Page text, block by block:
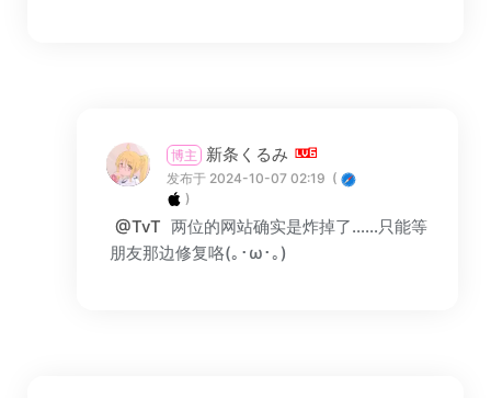
博主 新条くるみ
发布于 2024-10-07 02:19 (
)
@TvT 两位的网站确实是炸掉了……只能等
朋友那边修复咯(｡･ω･｡)